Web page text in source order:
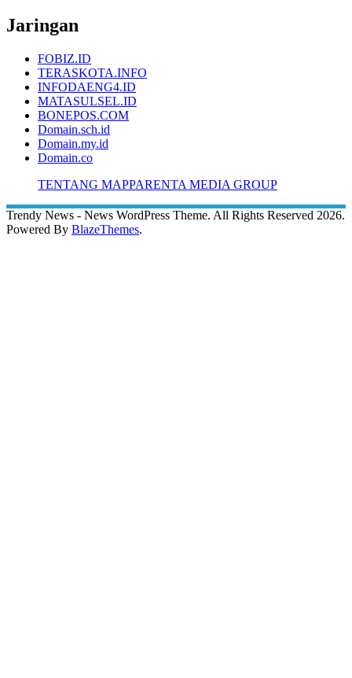
Jaringan
FOBIZ.ID
TERASKOTA.INFO
INFODAENG4.ID
MATASULSEL.ID
BONEPOS.COM
Domain.sch.id
Domain.my.id
Domain.co
TENTANG MAPPARENTA MEDIA GROUP
Trendy News - News WordPress Theme. All Rights Reserved 2026.
Powered By BlazeThemes.